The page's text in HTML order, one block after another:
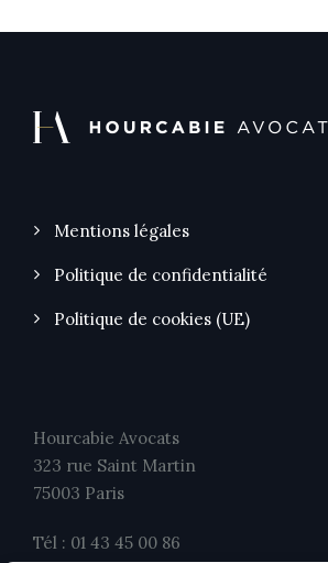
Mentions légales
Politique de confidentialité
Politique de cookies (UE)
Hourcabie Avocats
323 rue Saint Martin
75003 Paris
Tél : 01 43 45 00 86